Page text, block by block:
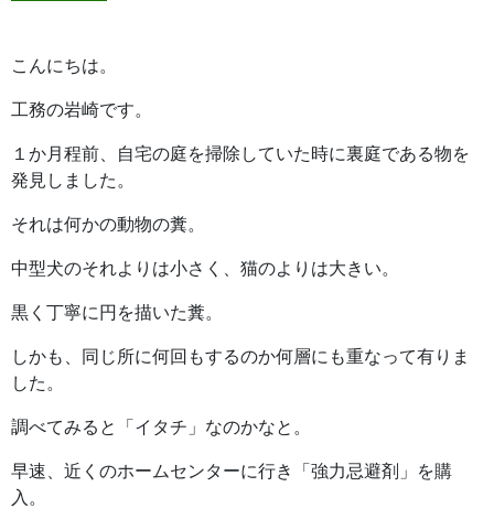
こんにちは。
工務の岩崎です。
１か月程前、自宅の庭を掃除していた時に裏庭である物を
発見しました。
それは何かの動物の糞。
中型犬のそれよりは小さく、猫のよりは大きい。
黒く丁寧に円を描いた糞。
しかも、同じ所に何回もするのか何層にも重なって有りま
した。
調べてみると「イタチ」なのかなと。
早速、近くのホームセンターに行き「強力忌避剤」を購
入。